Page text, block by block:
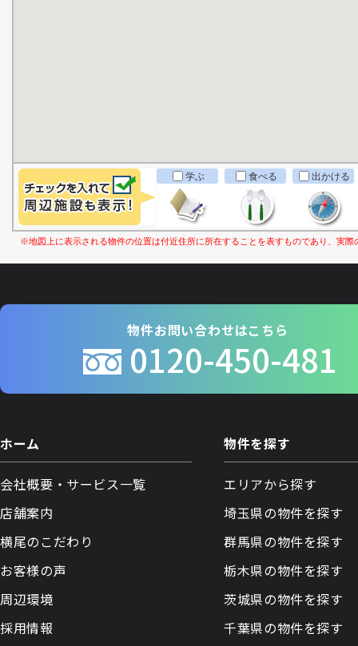
学ぶ 食べる 出かける
※地図上に表示される物件の位置は付近住所に所在することを表すものであり、実
物件お問い合わせはこちら
0120-450-481
ホーム
会社概要・サービス一覧
店舗案内
横尾のこだわり
お客様の声
周辺環境
採用情報
物件を探す
エリアから探す
埼玉県の物件を探す
群馬県の物件を探す
栃木県の物件を探す
茨城県の物件を探す
千葉県の物件を探す